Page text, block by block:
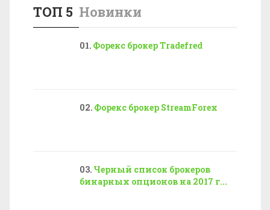
ТОП 5 Новинки
Форекс брокер Tradefred
Форекс брокер StreamForex
Черный список брокеров
бинарных опционов на 2017 г...